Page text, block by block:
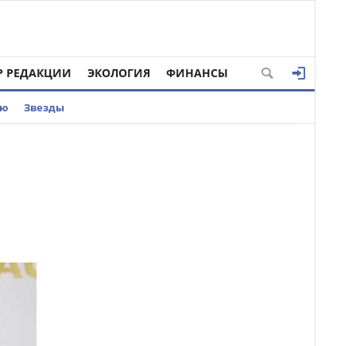
РЕДАКЦИИ ЭКОЛОГИЯ ФИНАНСЫ
Звезды